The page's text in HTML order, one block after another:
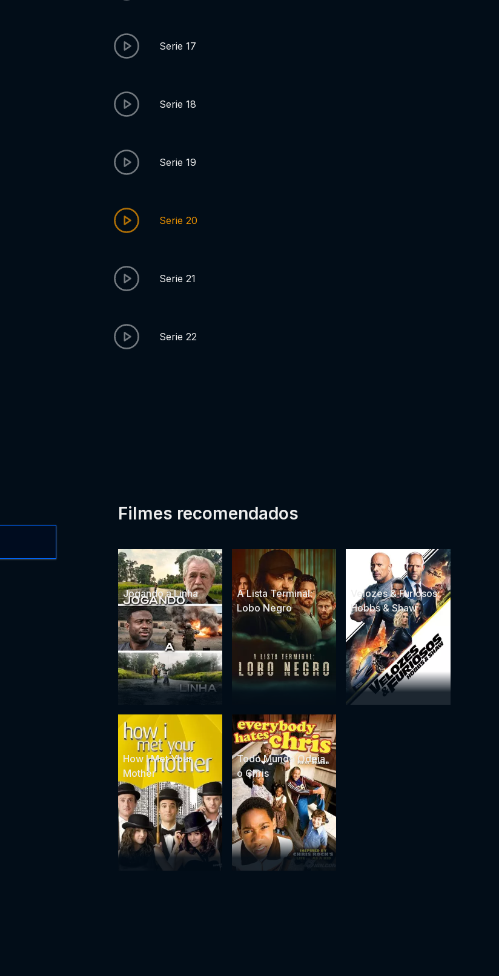
Serie 17
Serie 18
Serie 19
Serie 20
Serie 21
Serie 22
Filmes recomendados
Jogando a Linha
A Lista Terminal:
Lobo Negro
Velozes & Furiosos:
Hobbs & Shaw
How I Met Your
Mother
Todo Mundo Odeia
o Chris